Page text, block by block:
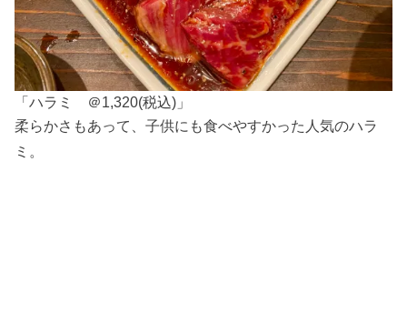
「ハラミ ＠1,320(税込)」
柔らかさもあって、子供にも食べやすかった人気のハラ
ミ。